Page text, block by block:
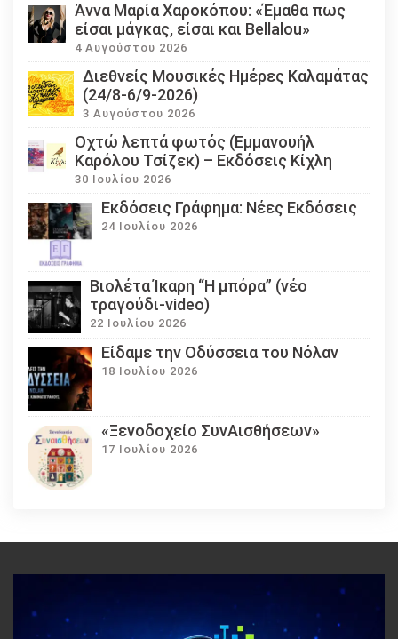
Άννα Μαρία Χαροκόπου: «Έμαθα πως
είσαι μάγκας, είσαι και Bellalou»
4 Αυγούστου 2026
Διεθνείς Μουσικές Ημέρες Καλαμάτας
(24/8-6/9-2026)
3 Αυγούστου 2026
Οχτώ λεπτά φωτός (Εμμανουήλ
Καρόλου Τσίζεκ) – Εκδόσεις Κίχλη
30 Ιουλίου 2026
Εκδόσεις Γράφημα: Νέες Εκδόσεις
24 Ιουλίου 2026
Βιολέτα Ίκαρη “Η μπόρα” (νέο
τραγούδι-video)
22 Ιουλίου 2026
Eίδαμε την Οδύσσεια του Νόλαν
18 Ιουλίου 2026
«Ξενοδοχείο ΣυνΑισθήσεων»
17 Ιουλίου 2026